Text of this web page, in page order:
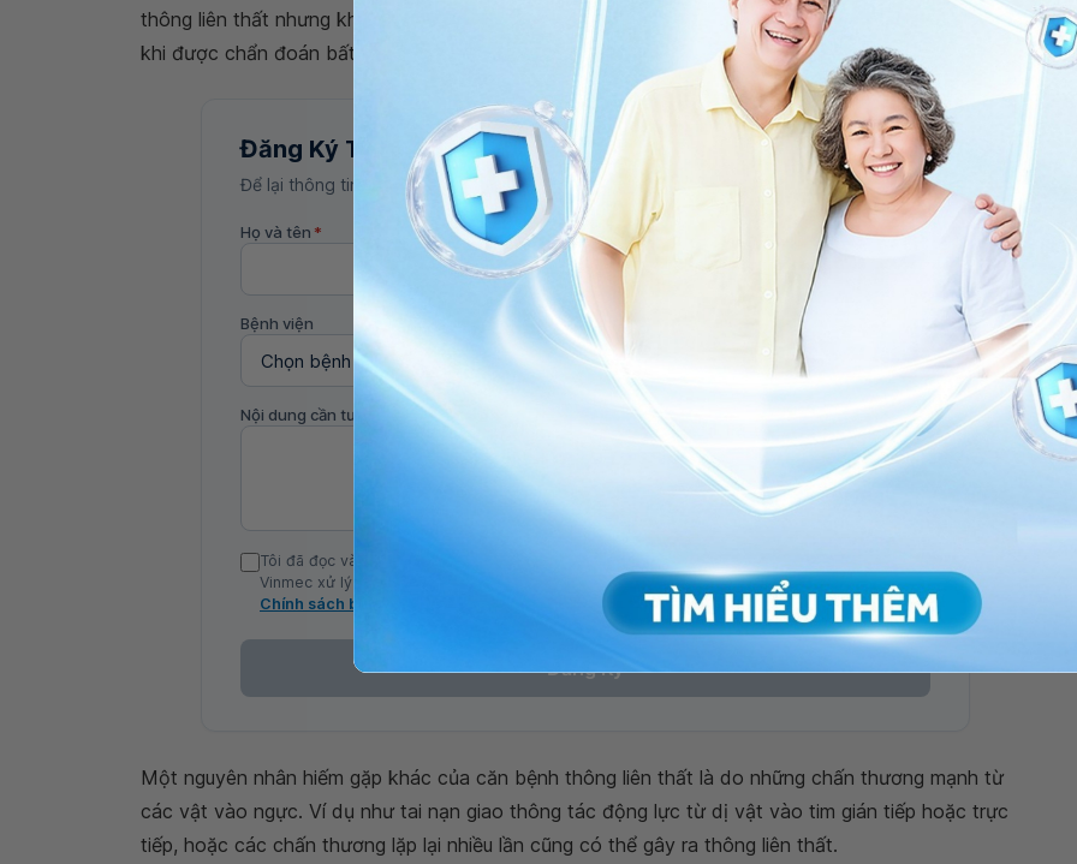
thông liên thất nhưng không được phát hiện sớm vì không gây ra bất kỳ triệu chứng nào cho đến
khi được chẩn đoán bất ngờ.
Đăng Ký Tư Vấn
Để lại thông tin, bác sĩ Vinmec sẽ liên hệ tư vấn trong 24 giờ.
Họ và tên * Số điện thoại
Bệnh viện
Nội dung cần tư vấn
Tôi đã đọc và đồng ý với Chính sách bảo vệ dữ liệu cá nhân của Vinmec và chấp thuận để
Vinmec xử lý DLCN của tôi theo quy định của pháp luật về bảo vệ DLCN.
Chính sách bảo mật
Đăng Ký
Một nguyên nhân hiếm gặp khác của căn bệnh thông liên thất là do những chấn thương mạnh từ
các vật vào ngực. Ví dụ như tai nạn giao thông tác động lực từ dị vật vào tim gián tiếp hoặc trực
tiếp, hoặc các chấn thương lặp lại nhiều lần cũng có thể gây ra thông liên thất.